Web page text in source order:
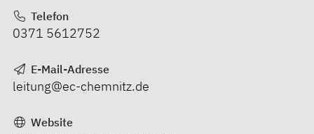
Telefon
0371 5612752
E-Mail-Adresse
leitung@ec-chemnitz.de
Website